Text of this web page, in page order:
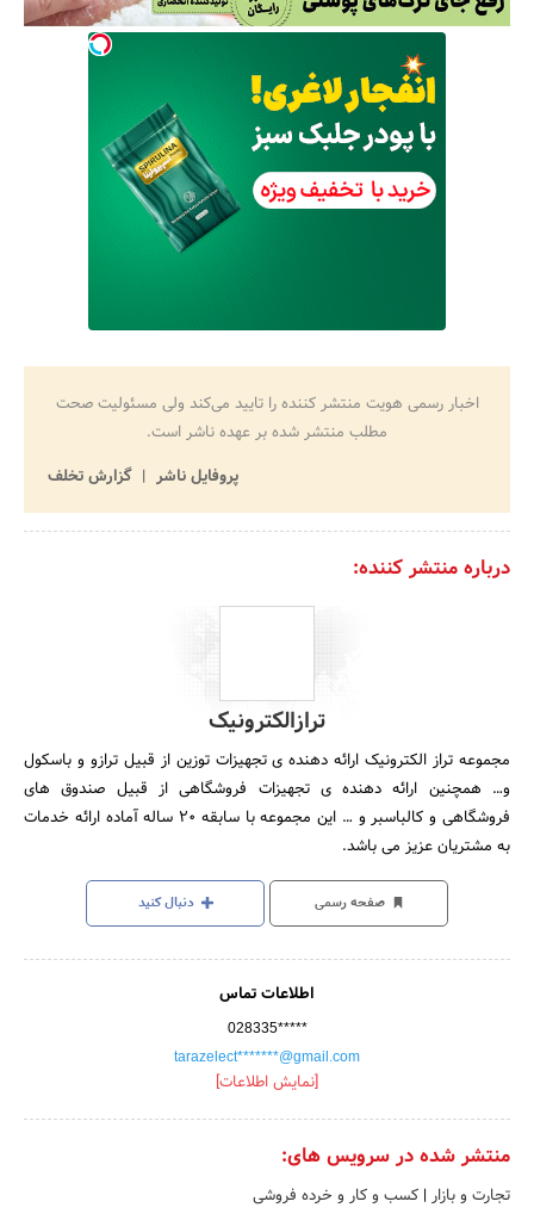
اخبار رسمی هویت منتشر کننده را تایید می‌کند ولی مسئولیت صحت
مطلب منتشر شده بر عهده ناشر است.
پروفایل ناشر
گزارش تخلف
درباره منتشر کننده:
ترازالکترونیک
مجموعه تراز الکترونیک ارائه دهنده ی تجهیزات توزین از قبیل ترازو و باسکول
و… همچنین ارائه دهنده ی تجهیزات فروشگاهی از قبیل صندوق های
فروشگاهی و کالباسبر و … این مجموعه با سابقه 20 ساله آماده ارائه خدمات
به مشتریان عزیز می باشد.
صفحه رسمی دنبال کنید
اطلاعات تماس
028335*****
tarazelect*******@gmail.com
[نمایش اطلاعات]
منتشر شده در سرویس های:
تجارت و بازار | کسب و کار و خرده فروشی